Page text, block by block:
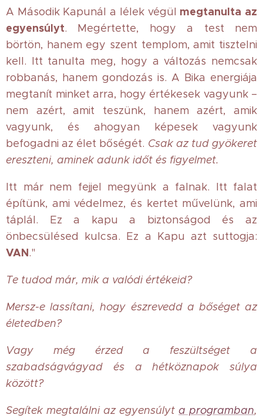
A Második Kapunál a lélek végül megtanulta az
egyensúlyt. Megértette, hogy a test nem
börtön, hanem egy szent templom, amit tisztelni
kell. Itt tanulta meg, hogy a változás nemcsak
robbanás, hanem gondozás is. A Bika energiája
megtanít minket arra, hogy értékesek vagyunk –
nem azért, amit teszünk, hanem azért, amik
vagyunk, és ahogyan képesek vagyunk
befogadni az élet bőségét. Csak az tud gyökeret
ereszteni, aminek adunk időt és figyelmet.
Itt már nem fejjel megyünk a falnak. Itt falat
építünk, ami védelmez, és kertet művelünk, ami
táplál. Ez a kapu a biztonságod és az
önbecsülésed kulcsa. Ez a Kapu azt suttogja:
VAN."
Te tudod már, mik a valódi értékeid?
Mersz-e lassítani, hogy észrevedd a bőséget az
életedben?
Vagy még érzed a feszültséget a
szabadságvágyad és a hétköznapok súlya
között?
Segítek megtalálni az egyensúlyt a programban,